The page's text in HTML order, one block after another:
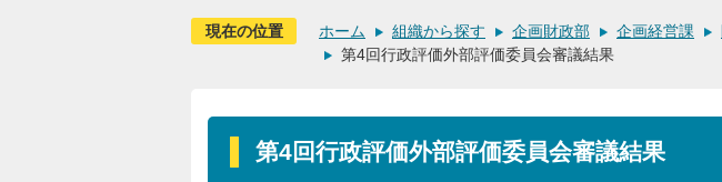
現在の位置 ホーム 組織から探す 企画財政部 企画経営課
第4回行政評価外部評価委員会審議結果
第4回行政評価外部評価委員会審議結果